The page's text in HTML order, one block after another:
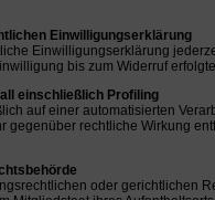
Einwilligungserklärung
Einwilligungserklärung
bis zum Widerruf
einschließlich Profiling
auf einer automatisierten
gegenüber rechtliche Wirkung
oder gerichtlichen